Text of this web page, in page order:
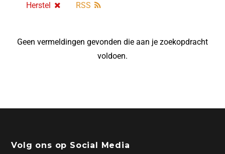
Herstel
RSS
Geen vermeldingen gevonden die aan je zoekopdracht
voldoen.
Volg ons op Social Media